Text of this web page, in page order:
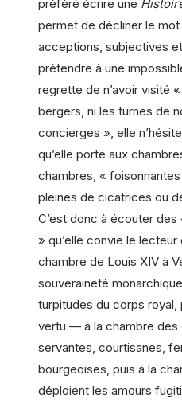
préféré écrire une
permet de décliner le
acceptions, subjectives
prétendre à une
regrette de n’avoir visité
bergers, ni les turnes de
concierges », elle
qu’elle porte aux
chambres, « foisonnantes
pleines de cicatrices ou
C’est donc à écouter
» qu’elle convie le
chambre de Louis XIV à
souveraineté
turpitudes du corps
vertu — à la chambre des
servantes, courtisanes,
bourgeoises, puis à la
déploient les amours